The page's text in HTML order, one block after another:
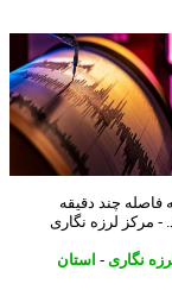
چند دقیقه
لرزه نگاری
- استان